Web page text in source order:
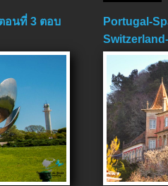
อนที่ 3 ตอบ
Portugal-